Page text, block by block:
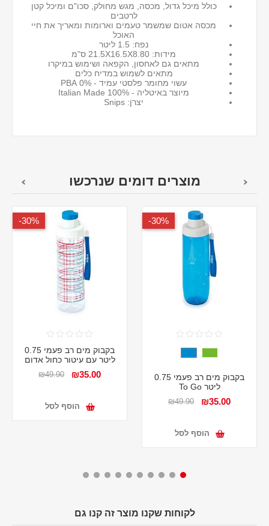
כולל מיכל גדול, מכסה, מגש מחולק, סכו"ם ומיכל קטן
לרטבים
מכסה אטום שמשמר טעמים וארומות ומאריך את חיי
האוכל
נפח: 1.5 ליטר
מידות: 21.5X16.5X8.80 ס"מ
מתאים גם לאחסון, הקפאה ושימוש במיקרו
מתאים לשמוש במדיח כלים
עשוי מחומר פלסטי עמיד - 0% PBA
מיוצר באיטליה - 100% Italian Made
יצרן: Snips
מוצרים דומים שנרכשו
30%-
בקבוק מים רב פעמי 0.75
ליטר To Go
₪35.00
₪49.90
הוסף לסל
30%-
בקבוק מים רב פעמי 0.75
ליטר עם עיטור כחול אדום
₪35.00
₪49.90
הוסף לסל
לקוחות שקנו מוצר זה קנו גם